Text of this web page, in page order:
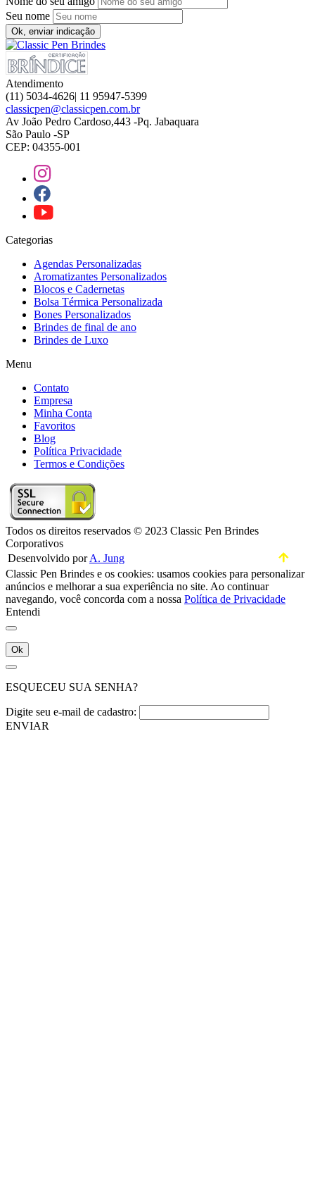
Seu nome
Ok, enviar indicação
Atendimento
(11) 5034-4626| 11 95947-5399
classicpen@classicpen.com.br
Av João Pedro Cardoso,443 -Pq. Jabaquara
São Paulo -SP
CEP: 04355-001
Categorias
Agendas Personalizadas
Aromatizantes Personalizados
Blocos e Cadernetas
Bolsa Térmica Personalizada
Bones Personalizados
Brindes de final de ano
Brindes de Luxo
Menu
Contato
Empresa
Minha Conta
Favoritos
Blog
Política Privacidade
Termos e Condições
Todos os direitos reservados © 2023 Classic Pen Brindes
Corporativos
Desenvolvido porA. Jung
Classic Pen Brindes e os cookies: usamos cookies para personalizar
anúncios e melhorar a sua experiência no site. Ao continuar
navegando, você concorda com a nossa Política de Privacidade
Entendi
Ok
ESQUECEU SUA SENHA?
Digite seu e-mail de cadastro:
ENVIAR